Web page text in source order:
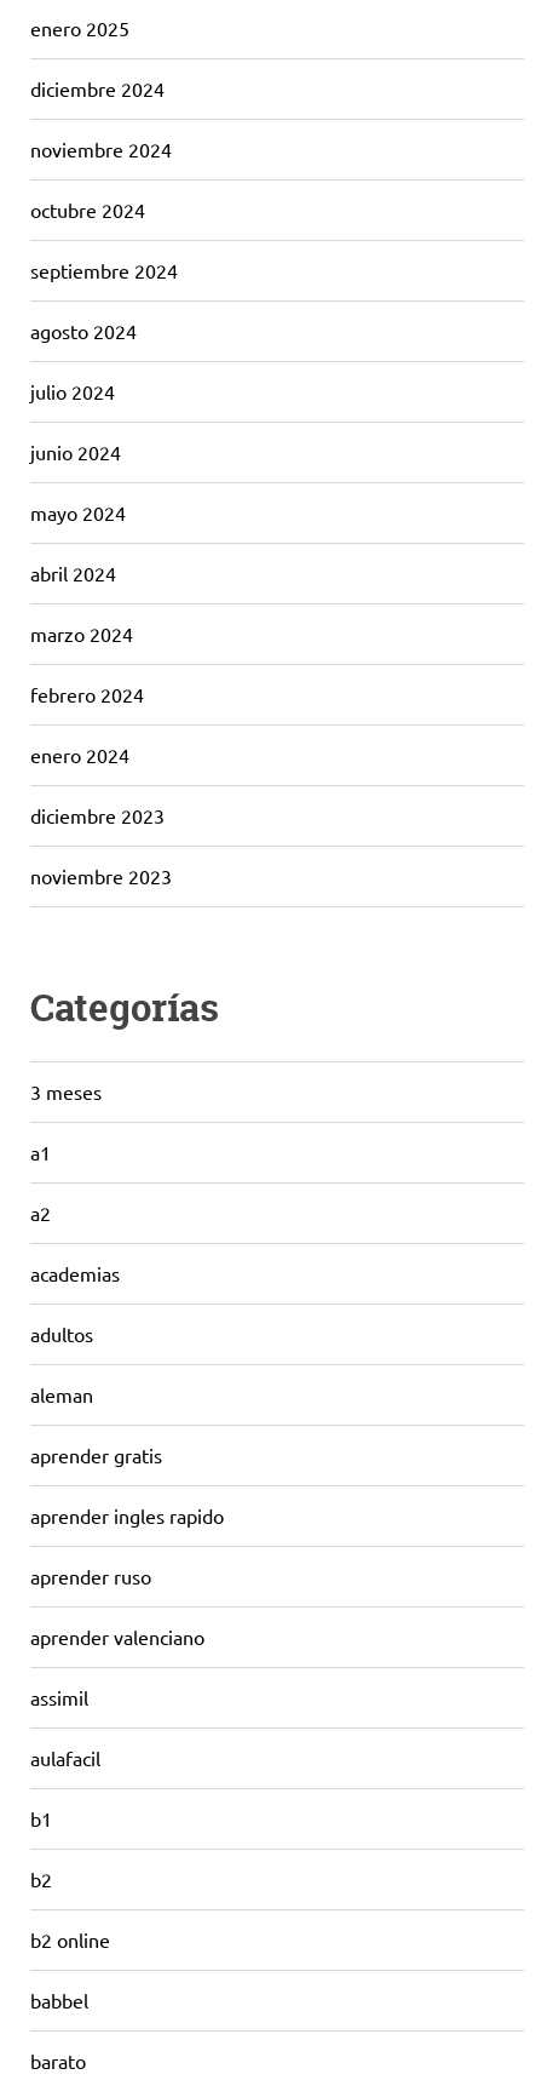
enero 2025
diciembre 2024
noviembre 2024
octubre 2024
septiembre 2024
agosto 2024
julio 2024
junio 2024
mayo 2024
abril 2024
marzo 2024
febrero 2024
enero 2024
diciembre 2023
noviembre 2023
Categorías
3 meses
a1
a2
academias
adultos
aleman
aprender gratis
aprender ingles rapido
aprender ruso
aprender valenciano
assimil
aulafacil
b1
b2
b2 online
babbel
barato